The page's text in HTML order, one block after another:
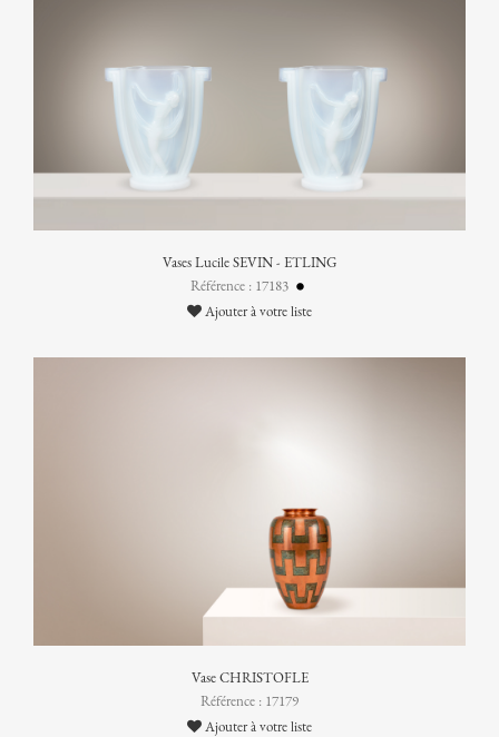
Vases Lucile SEVIN - ETLING
Référence : 17183
Ajouter à votre liste
Vase CHRISTOFLE
Référence : 17179
Ajouter à votre liste